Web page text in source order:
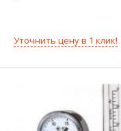
Уточнить цену в 1 клик!